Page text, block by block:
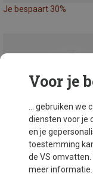
Je bespaart 30%
Voor je
... gebruiken we
diensten voor je
en je
toestemming
de VS
meer informatie.